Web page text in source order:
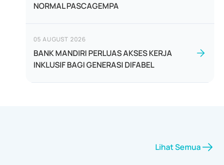
NORMAL PASCAGEMPA
05 AUGUST 2026
BANK MANDIRI PERLUAS AKSES KERJA
INKLUSIF BAGI GENERASI DIFABEL
Lihat Semua